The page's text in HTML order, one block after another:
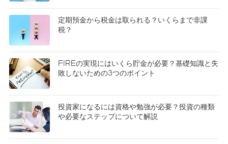
定期預金から税金は取られる？いくらまで非課
税？
FIREの実現にはいくら貯金が必要？基礎知識と失
敗しないための3つのポイント
投資家になるには資格や勉強が必要？投資の種類
や必要なステップについて解説